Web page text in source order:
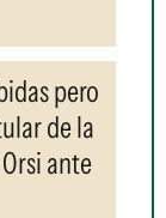
pero
de la
ante